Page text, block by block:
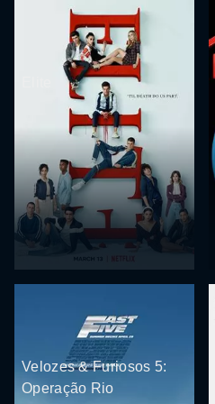
Velozes & Furiosos 5:
Operação Rio